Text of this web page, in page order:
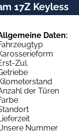
17Z Keyless
Daten:
Zul.
der Türen
Nummer